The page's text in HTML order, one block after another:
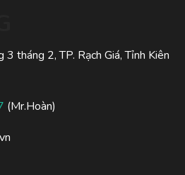
tháng 2, TP. Rạch Giá, Tỉnh Kiên
(Mr.Hoàn)